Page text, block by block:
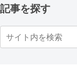
記事を探す